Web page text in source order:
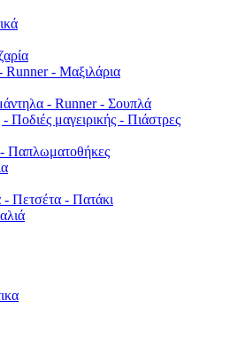
Runner - Μαξιλάρια
- Runner - Σουπλά
Ποδιές μαγειρικής - Πιάστρες
- Παπλωματοθήκες
- Πετσέτα - Πατάκι